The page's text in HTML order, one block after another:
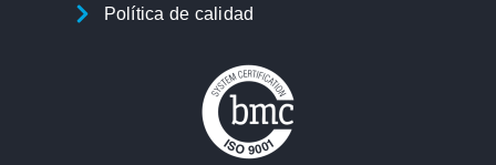
Política de calidad